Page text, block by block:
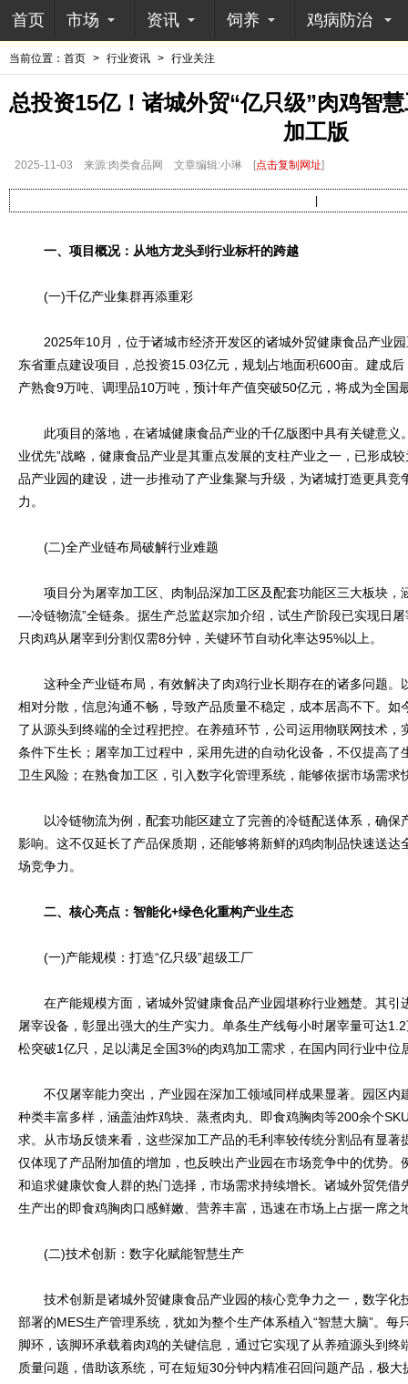
首页 市场 资讯 饲养 鸡病防治
当前位置： 首页 > 行业资讯 > 行业关注
总投资15亿！诸城外贸“亿只级”肉鸡智
加工版
2025-11-03 来源:肉类食品网 文章编辑:小琳 [点击复制网址]
一、项目概况：从地方龙头到行业标杆的跨越
(一)千亿产业集群再添重彩
2025年10月，位于诸城市经济开发区的诸城外贸健康食品产业园
东省重点建设项目，总投资15.03亿元，规划占地面积600亩。建成
产熟食9万吨、调理品10万吨，预计年产值突破50亿元，将成为全国
此项目的落地，在诸城健康食品产业的千亿版图中具有关键意义
业优先”战略，健康食品产业是其重点发展的支柱产业之一，已形成
品产业园的建设，进一步推动了产业集聚与升级，为诸城打造更具竞
力。
(二)全产业链布局破解行业难题
项目分为屠宰加工区、肉制品深加工区及配套功能区三大板块，
—冷链物流”全链条。据生产总监赵宗加介绍，试生产阶段已实现日
只肉鸡从屠宰到分割仅需8分钟，关键环节自动化率达95%以上。
这种全产业链布局，有效解决了肉鸡行业长期存在的诸多问题。
相对分散，信息沟通不畅，导致产品质量不稳定，成本居高不下。如
了从源头到终端的全过程把控。在养殖环节，公司运用物联网技术
条件下生长；屠宰加工过程中，采用先进的自动化设备，不仅提高了
卫生风险；在熟食加工区，引入数字化管理系统，能够依据市场需求
以冷链物流为例，配套功能区建立了完善的冷链配送体系，确保
影响。这不仅延长了产品保质期，还能够将新鲜的鸡肉制品快速送达
场竞争力。
二、核心亮点：智能化+绿色化重构产业生态
(一)产能规模：打造“亿只级”超级工厂
在产能规模方面，诸城外贸健康食品产业园堪称行业翘楚。其引
屠宰设备，彰显出强大的生产实力。单条生产线每小时屠宰量可达
松突破1亿只，足以满足全国3%的肉鸡加工需求，在国内同行业中位
不仅屠宰能力突出，产业园在深加工领域同样成果显著。园区内
种类丰富多样，涵盖油炸鸡块、蒸煮肉丸、即食鸡胸肉等200余个
求。从市场反馈来看，这些深加工产品的毛利率较传统分割品有显著
仅体现了产品附加值的增加，也反映出产业园在市场竞争中的优势。
和追求健康饮食人群的热门选择，市场需求持续增长。诸城外贸凭借
生产出的即食鸡胸肉口感鲜嫩、营养丰富，迅速在市场上占据一席之
(二)技术创新：数字化赋能智慧生产
技术创新是诸城外贸健康食品产业园的核心竞争力之一，数字化
部署的MES生产管理系统，犹如为整个生产体系植入“智慧大脑”。每
脚环，该脚环承载着肉鸡的关键信息，通过它实现了从养殖源头到
质量问题，借助该系统，可在短短30分钟内精准召回问题产品，极